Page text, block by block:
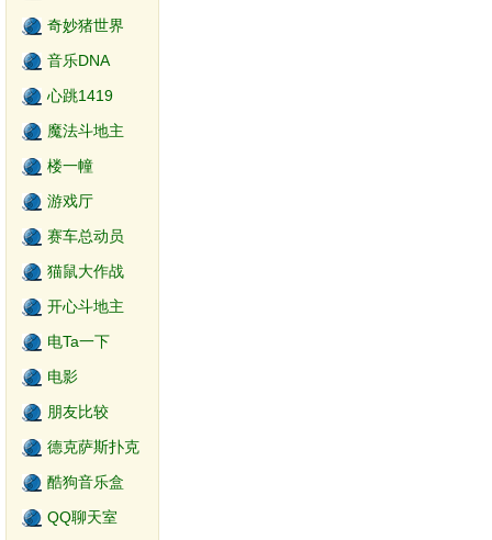
奇妙猪世界
音乐DNA
心跳1419
魔法斗地主
楼一幢
游戏厅
赛车总动员
猫鼠大作战
开心斗地主
电Ta一下
电影
朋友比较
德克萨斯扑克
酷狗音乐盒
QQ聊天室